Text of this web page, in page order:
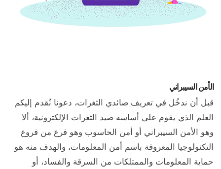
الأمن السيبراني
قبل أن ندخُل في تعريف صائدي الثغرات، دعونا نُقدم إليكم
العلم الذي يقوم على أساسه صيد الثغرات الإلكترونية، ألا
وهو الأمن السيبراني أو أمن الحاسوب وهو فرع من فروع
التكنولوجيا المعروفة باسم أمن المعلومات، والهدف منه هو
حماية المعلومات والممتلكات من السرقة والفساد، أو